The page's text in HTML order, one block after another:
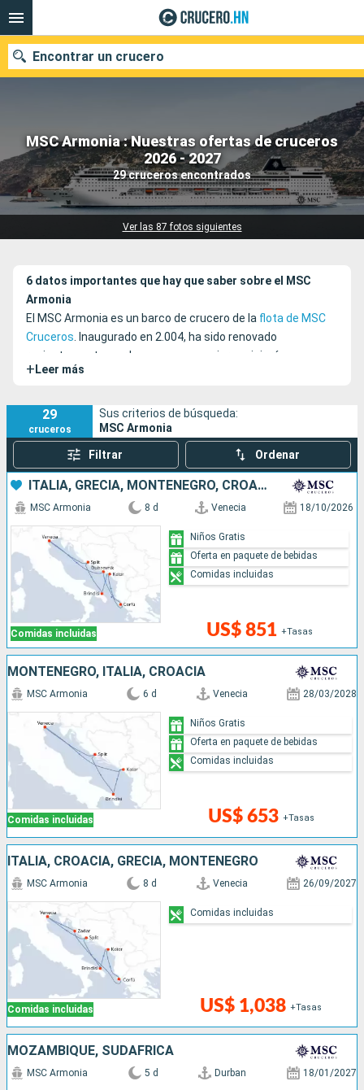
MSC Armonia : Nuestras ofertas de cruceros
2026 - 2027
29 cruceros encontrados
Ver las 87 fotos siguientes
Encontrar un crucero
Nuestros destinos
Fecha de salida
6 datos importantes que hay que saber sobre el MSC
Armonia
El MSC Armonia es un barco de crucero de la flota de MSC
Cruceros. Inaugurado en 2.004, ha sido renovado
recientemente, por los que sus pasajeros viajarán en un
barco modernizado y, especialmente, acogedor. El MSC
delMSC Opera,MSC SinfoniayMSC Lirica
+ Leer más
29
cruceros
Sus criterios de búsqueda:
MSC Armonia
Filtrar Ordenar
ITALIA, GRECIA, MONTENEGRO, CROACIA
Comidas incluidas
MSC Armonia 8 d Venecia 18/10/2026
US$ 851 +Tasas
Niños Gratis
Oferta en paquete de bebidas
Comidas incluidas
MONTENEGRO, ITALIA, CROACIA
Comidas incluidas
MSC Armonia 6 d Venecia 28/03/2028
US$ 653 +Tasas
Niños Gratis
Oferta en paquete de bebidas
Comidas incluidas
ITALIA, CROACIA, GRECIA, MONTENEGRO
Comidas incluidas
MSC Armonia 8 d Venecia 26/09/2027
US$ 1,038 +Tasas
Comidas incluidas
MOZAMBIQUE, SUDAFRICA
MSC Armonia 5 d Durban 18/01/2027